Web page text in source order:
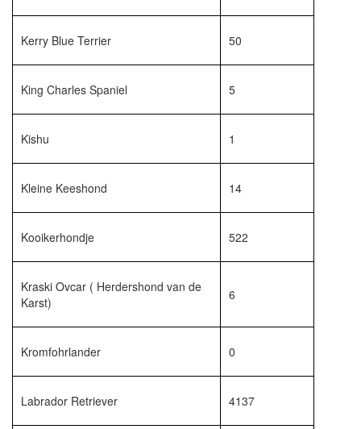
Kerry Blue Terrier 50
King Charles Spaniel 5
Kishu 1
Kleine Keeshond 14
Kooikerhondje 522
Kraski Ovcar ( Herdershond van de
Karst)
6
Kromfohrlander 0
Labrador Retriever 4137